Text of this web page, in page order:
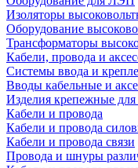
Изоляторы
Оборудование
Трансформаторы
Кабели, провода и
Системы ввода и
Вводы кабельные и
Изделия крепежные для
Кабели и провода
Кабели и провода
Кабели и провода связи
Провода и шнуры